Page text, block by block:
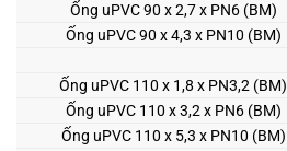
Ống uPVC 90 x 2,7 x PN6 (BM)
Ống uPVC 90 x 4,3 x PN10 (BM)
Ống uPVC 110 x 1,8 x PN3,2 (BM)
Ống uPVC 110 x 3,2 x PN6 (BM)
Ống uPVC 110 x 5,3 x PN10 (BM)